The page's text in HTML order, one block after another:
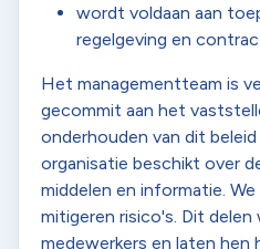
wordt voldaan aan
regelgeving en
Het managementteam is
gecommit aan het
onderhouden van dit
organisatie beschikt over
middelen en informatie. We
mitigeren risico's. Dit delen
medewerkers en laten hen